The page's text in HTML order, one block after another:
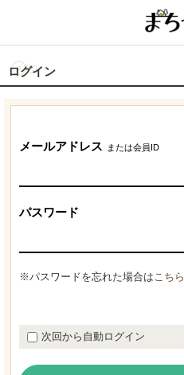
ログイン
メールアドレス または会員ID
パスワード
※パスワードを忘れた場合はこちら
次回から自動ログイン